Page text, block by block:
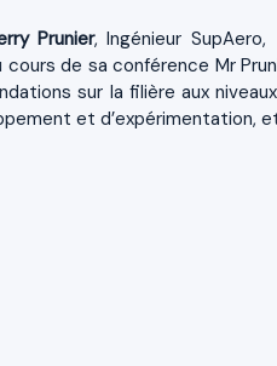
Prunier, Ingénieur
cours de sa conférence Mr
sur la filière aux
et d’expérimentation,